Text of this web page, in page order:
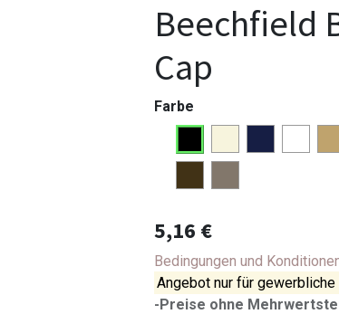
Beechfield
Cap
Farbe
5,16 €
Bedingungen und
Angebot nur für gewerbliche
-Preise ohne